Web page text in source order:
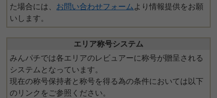
た場合には、 お問い合わせフォーム より情報提供をお願
いします。
エリア称号システム
みんパチでは各エリアのレビュアーに称号が贈呈される
システムとなっています。
現在の称号保持者と称号を得る為の条件においては以下
のリンクをご参照ください。